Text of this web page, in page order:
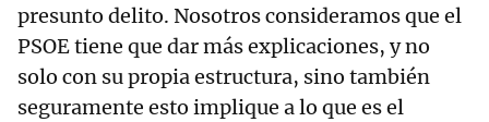
presunto delito. Nosotros consideramos que el
PSOE tiene que dar más explicaciones, y no
solo con su propia estructura, sino también
seguramente esto implique a lo que es el